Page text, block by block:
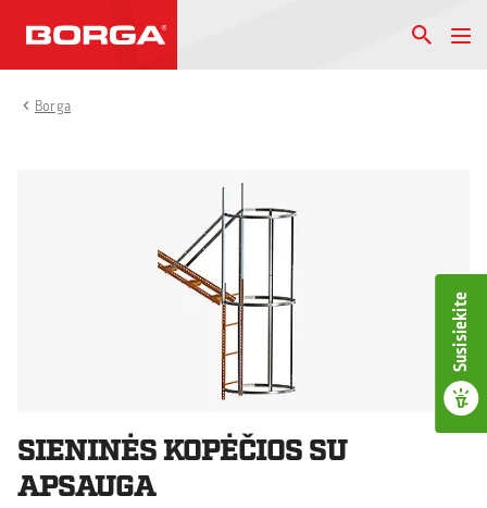
Susisiekite
Borga
SIENINĖS KOPĖČIOS SU
APSAUGA